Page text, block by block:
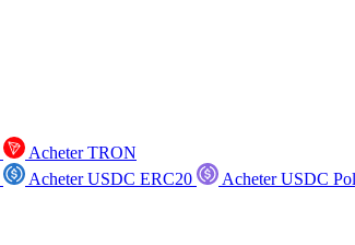
Acheter TRON
Acheter USDC ERC20
Acheter USDC